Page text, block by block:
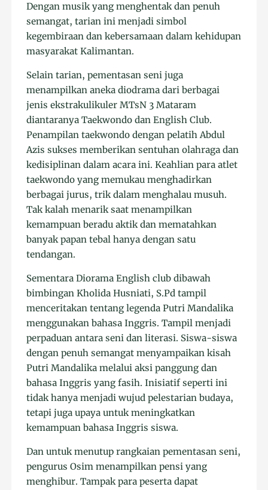
Dengan musik yang menghentak dan penuh
semangat, tarian ini menjadi simbol
kegembiraan dan kebersamaan dalam kehidupan
masyarakat Kalimantan.
Selain tarian, pementasan seni juga
menampilkan aneka diodrama dari berbagai
jenis ekstrakulikuler MTsN 3 Mataram
diantaranya Taekwondo dan English Club.
Penampilan taekwondo dengan pelatih Abdul
Azis sukses memberikan sentuhan olahraga dan
kedisiplinan dalam acara ini. Keahlian para atlet
taekwondo yang memukau menghadirkan
berbagai jurus, trik dalam menghalau musuh.
Tak kalah menarik saat menampilkan
kemampuan beradu aktik dan mematahkan
banyak papan tebal hanya dengan satu
tendangan.
Sementara Diorama English club dibawah
bimbingan Kholida Husniati, S.Pd tampil
menceritakan tentang legenda Putri Mandalika
menggunakan bahasa Inggris. Tampil menjadi
perpaduan antara seni dan literasi. Siswa-siswa
dengan penuh semangat menyampaikan kisah
Putri Mandalika melalui aksi panggung dan
bahasa Inggris yang fasih. Inisiatif seperti ini
tidak hanya menjadi wujud pelestarian budaya,
tetapi juga upaya untuk meningkatkan
kemampuan bahasa Inggris siswa.
Dan untuk menutup rangkaian pementasan seni,
pengurus Osim menampilkan pensi yang
menghibur. Tampak para peserta dapat